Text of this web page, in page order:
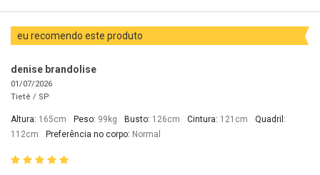
eu recomendo este produto
denise brandolise
01/07/2026
Tietê / SP
Altura: 165cm Peso: 99kg Busto: 126cm Cintura: 121cm
Quadril:
112cm
Preferência no corpo: Normal